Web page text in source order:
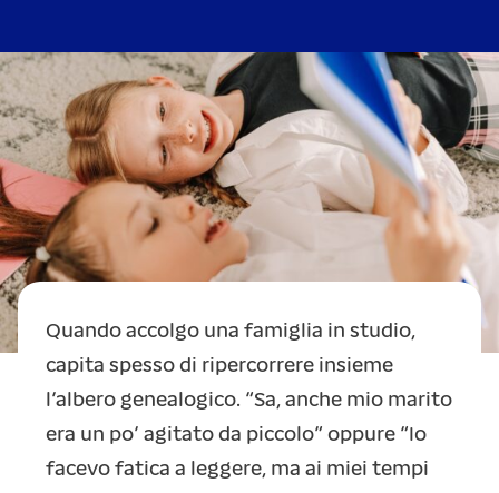
Quando accolgo una famiglia in studio,
capita spesso di ripercorrere insieme
l’albero genealogico. “Sa, anche mio marito
era un po’ agitato da piccolo” oppure “Io
facevo fatica a leggere, ma ai miei tempi